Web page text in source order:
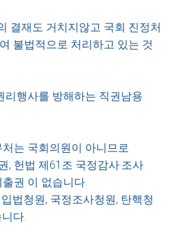
결재도 거치지않고 국회 진정처
불법적으로 처리하고 있는 것
리행사를 방해하는 직권남용
는 국회의원이 아니므로
, 헌법 제61조 국정감사·조사
권 이 없습니다.
법청원, 국정조사청원, 탄핵청
다.